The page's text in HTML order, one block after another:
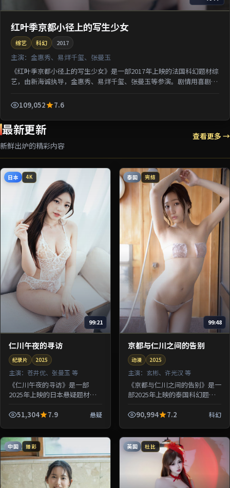
红叶季京都小径上的写生少女
综艺 科幻 2017
主演： 金惠秀、易烊千玺、张曼玉
《红叶季京都小径上的写生少女》是一部2017年上映的法国科幻题材综
艺，由新海诚执导，金惠秀、易烊千玺、张曼玉等参演。剧情用喜剧外
109,052
7.6
最新更新
新鲜出炉的精彩内容
查看更多 →
日本 4K
99:21
仁川午夜的寻访
纪录片 2025
主演： 苍井优、张曼玉 等
《仁川午夜的寻访》是一部
2025年上映的日本悬疑题材纪
优、张曼玉、章子怡、河正宇等
51,304 7.9 悬疑
泰国 完结
99:48
京都与仁川之间的告别
动漫 2025
主演： 玄彬、许光汉 等
《京都与仁川之间的告别》是一
部2025年上映的泰国科幻题材
光汉、朱一龙等参演。剧情让一
90,994 7.2 科幻
中国 臻彩 英国 杜比